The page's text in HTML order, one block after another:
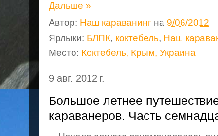
Дальше »
Автор: Наш караванинг на 9/06/2012
Ярлыки: БЛПК, коктебель, Наш
Место: Коктебель, Крым, Украина
9 авг. 2012 г.
Большое летнее
караванеров. Часть